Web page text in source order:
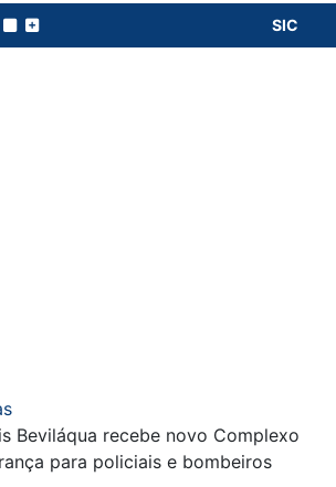
SIC
Beviláqua recebe novo Complexo
para policiais e bombeiros